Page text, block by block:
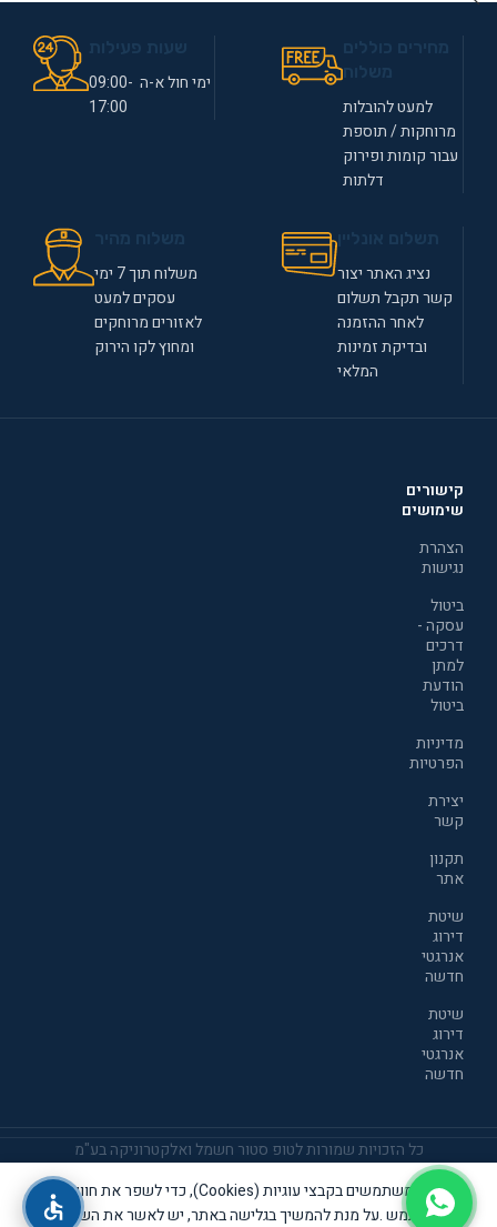
למעט להובלות
מרוחקות / תוספת
עבור קומות ופירוק
דלתות
ימי חול א-ה 09:00-
17:00
נציג האתר יצור
קשר תקבל תשלום
לאחר ההזמנה
ובדיקת זמינות
המלאי
משלוח תוך 7 ימי
עסקים למעט
לאזורים מרוחקים
ומחוץ לקו הירוק
קישורים
שימושים
הצהרת
נגישות
ביטול
עסקה -
דרכים
למתן
הודעת
ביטול
מדיניות
הפרטיות
יצירת
קשר
תקנון
אתר
שיטת
דירוג
אנרגטי
חדשה
שיטת
דירוג
אנרגטי
חדשה
כל הזכויות שמורות לטופ סטור חשמל ואלקטרוניקה בע"מ
אנו משתמשים בקבצי עוגיות (Cookies), כדי לשפר את חוויית
המשתמש .על מנת להמשיך בגלישה באתר, יש לאשר את השימוש
אתר זה שומר שבת קודש
THIS SITE OBSERVES THE SHABBAT